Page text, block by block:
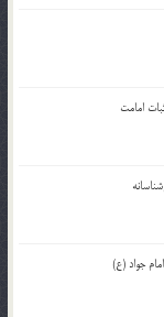
امامت
جواد (ع)